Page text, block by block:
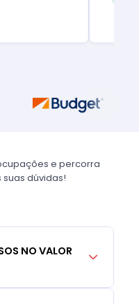
e percorra
dúvidas!
NO VALOR